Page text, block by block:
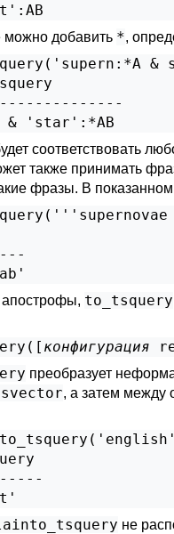
можно добавить *,
соответствовать
также принимать
фразы. В
апострофы, to_tsquery
конфигурация
преобразует
, а затем между
не